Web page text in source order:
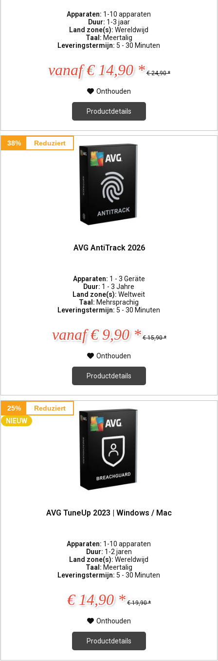
Apparaten: 1-10 apparaten
Duur: 1-3 jaar
Land zone(s):Wereldwijd
Taal: Meertalig
Leveringstermijn: 5 - 30 Minuten
vanaf € 14,90 * € 24,90 *
Onthouden
Productdetails
38% Reduziert
AVG AntiTrack 2026
Apparaten: 1 - 3 Geräte
Duur: 1 - 3 Jahre
Land zone(s):Weltweit
Taal: Mehrsprachig
Leveringstermijn: 5 - 30 Minuten
vanaf € 9,90 * € 15,90 *
Onthouden
Productdetails
25%
Reduziert
NIEUW
AVG TuneUp 2023 | Windows / Mac
Apparaten: 1-10 apparaten
Duur: 1-2 jaren
Land zone(s):Wereldwijd
Taal: Meertalig
Leveringstermijn: 5 - 30 Minuten
€ 14,90 * € 19,90 *
Onthouden
Productdetails